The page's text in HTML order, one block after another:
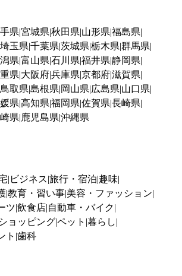
県 宮城県 秋田県 山形県 福島県
埼玉県 千葉県 茨城県 栃木県 群馬県
県 富山県 石川県 福井県 静岡県
県 大阪府兵庫県 京都府滋賀県
鳥取県 島根県 岡山県 広島県 山口県
県 高知県 福岡県 佐賀県 長崎県
県 鹿児島県 沖縄県
ビジネス 旅行・宿泊 趣味
教育・習い事 美容・ファッション
ツ 飲食店 自動車・バイク
ショッピングペット 暮らし
ト 歯科